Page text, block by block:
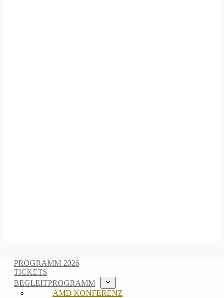
PROGRAMM 2026
TICKETS
BEGLEITPROGRAMM
AMD KONFERENZ